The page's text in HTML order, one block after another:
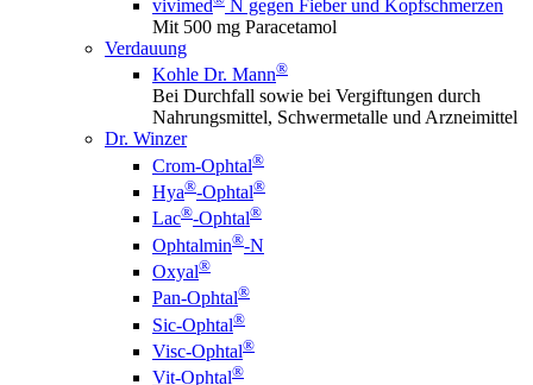
vivimed
N gegen Fieber und Kopfschmerzen
Mit 500 mg Paracetamol
Verdauung
Kohle Dr. Mann®
Bei Durchfall sowie bei Vergiftungen durch
Nahrungsmittel, Schwermetalle und Arzneimittel
Dr. Winzer
Crom-Ophtal®
Hya®-Ophtal®
Lac®-Ophtal®
Ophtalmin®-N
Oxyal®
Pan-Ophtal®
Sic-Ophtal®
Visc-Ophtal®
Vit-Ophtal®